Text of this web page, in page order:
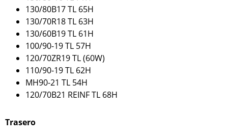
130/80B17 TL 65H
130/70R18 TL 63H
130/60B19 TL 61H
100/90-19 TL 57H
120/70ZR19 TL (60W)
110/90-19 TL 62H
MH90-21 TL 54H
120/70B21 REINF TL 68H
Trasero